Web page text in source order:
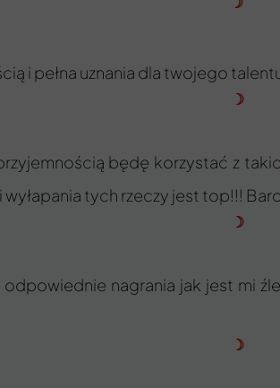
odpowiednie nagrania jak jest mi
☽
będę korzystać z
tych rzeczy jest top!!!
☽
i pełna uznania dla twojego
☽